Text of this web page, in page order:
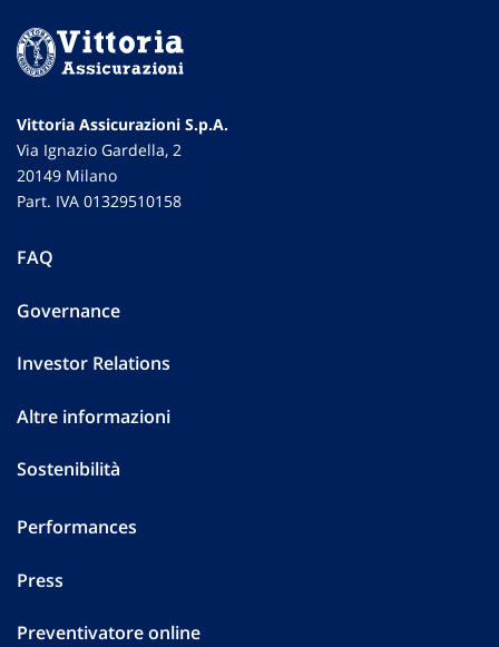
Vittoria Assicurazioni S.p.A.
Via Ignazio Gardella, 2
20149 Milano
Part. IVA 01329510158
FAQ
Governance
Investor Relations
Altre informazioni
Sostenibilità
Performances
Press
Preventivatore online